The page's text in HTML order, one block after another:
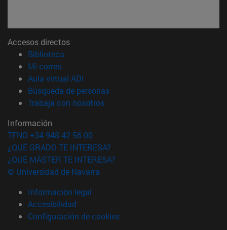
Accesos directos
Biblioteca
Mi correo(abre en nueva ventana)
Aula virtual ADI
Búsqueda de personas(abre en nueva ventana)
Trabaja con nosotros(abre en nueva ventana)
Información
TFNO +34 948 42 56 00
¿QUÉ GRADO TE INTERESA?
¿QUÉ MÁSTER TE INTERESA?
© Universidad de Navarra
Información legal
Accesibilidad
Configuración de cookies